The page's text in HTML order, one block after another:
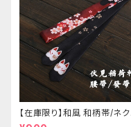
【在庫限り】和風 和柄帯/ネク
イ/リボン（狐面/金魚